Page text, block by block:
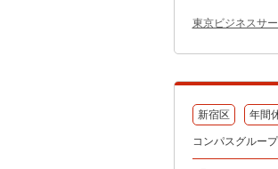
東京ビジネスサ
新宿区 年間
コンパスグルー